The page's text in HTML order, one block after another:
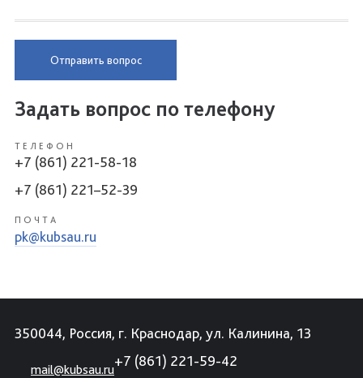
Отправить вопрос
Задать вопрос по телефону
ТЕЛЕФОН
+7 (861) 221-58-18
+7 (861) 221–52-39
ПОЧТА
pk@kubsau.ru
350044, Россия, г. Краснодар, ул. Калинина, 13
mail@kubsau.ru
+7 (861) 221-59-42